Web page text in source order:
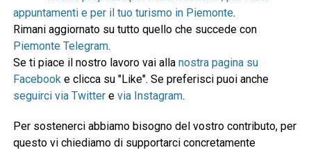
appuntamenti e per il tuo turismo in Piemonte.
Rimani aggiornato su tutto quello che succede con
Piemonte Telegram.
Se ti piace il nostro lavoro vai alla nostra pagina su
Facebooke clicca su "Like". Se preferisci puoi anche
seguirci via Twittere via Instagram.
Per sostenerci abbiamo bisogno del vostro contributo, per
questo vi chiediamo di supportarci concretamente